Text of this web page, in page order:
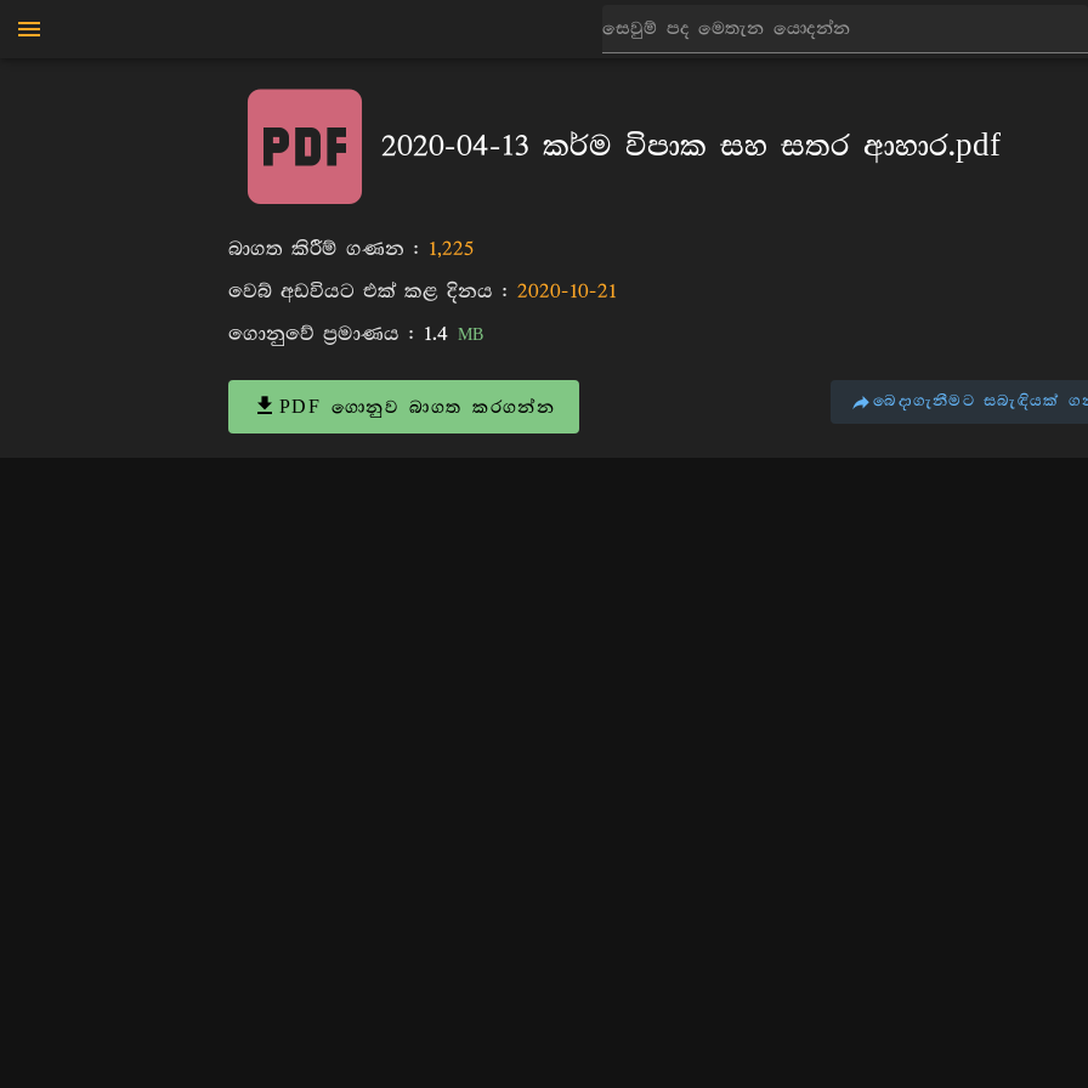
2020-04-13 කර්ම විපාක සහ සතර ආහාර.pdf
බාගත කිරීම් ගණන : 1,225
වෙබ් අඩවියට එක් කළ දිනය : 2020-10-21
ගොනුවේ ප්‍රමාණය : 1.4 MB
PDF ගොනුව බාගත කරගන්න බෙදාගැනීමට සබැඳියක්